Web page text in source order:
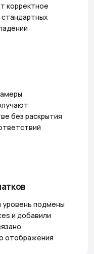
корректное
без раскрытия
подмены
и добавили
отображения